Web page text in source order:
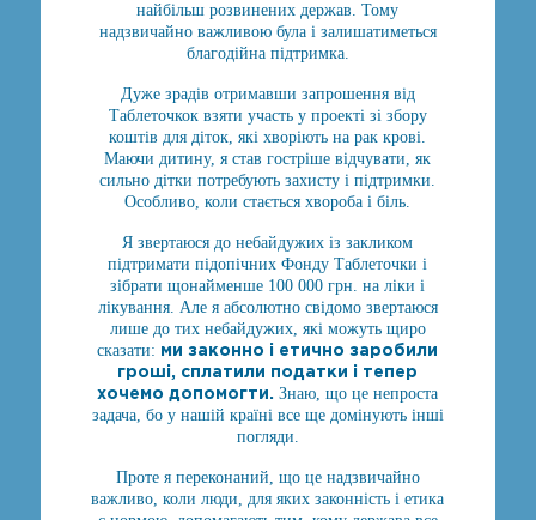
найбільш розвинених держав. Тому
надзвичайно важливою була і залишатиметься
благодійна підтримка.
Дуже зрадів отримавши запрошення від
Таблеточкок взяти участь у проекті зі збору
коштів для діток, які хворіють на рак крові.
Маючи дитину, я став гостріше відчувати, як
сильно дітки потребують захисту і підтримки.
Особливо, коли стається хвороба і біль.
Я звертаюся до небайдужих із закликом
підтримати підопічних Фонду Таблеточки і
зібрати щонайменше 100 000 грн. на ліки і
лікування. Але я абсолютно свідомо звертаюся
лише до тих небайдужих, які можуть щиро
сказати: ми законно і етично заробили
гроші, сплатили податки і тепер
хочемо допомогти. Знаю, що це непроста
задача, бо у нашій країні все ще домінують інші
погляди.
Проте я переконаний, що це надзвичайно
важливо, коли люди, для яких законність і етика